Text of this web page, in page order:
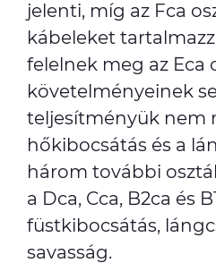
jelenti, míg az Fca
kábeleket
felelnek meg az Eca
követelményeinek
teljesítményük nem
hőkibocsátás és a
három további
a Dca, Cca, B2ca és
füstkibocsátás,
savasság.